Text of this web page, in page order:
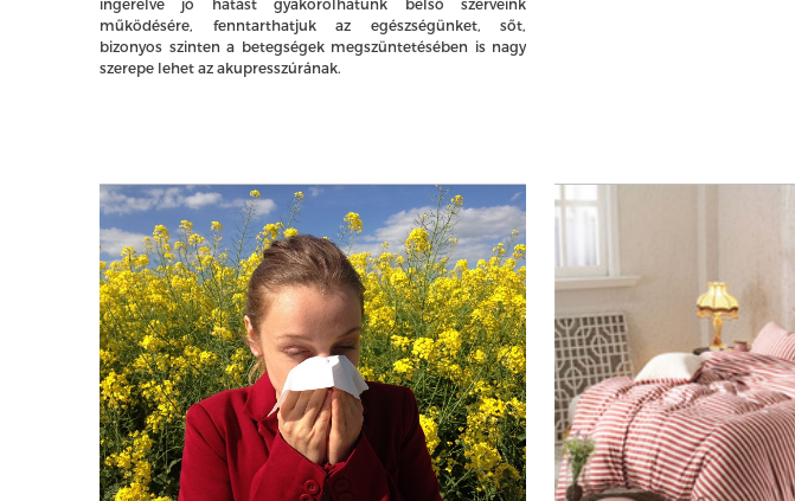
működésére, fenntarthatjuk az egészségünket, sőt,
bizonyos szinten a betegségek megszüntetésében is nagy
szerepe lehet az akupresszúrának.